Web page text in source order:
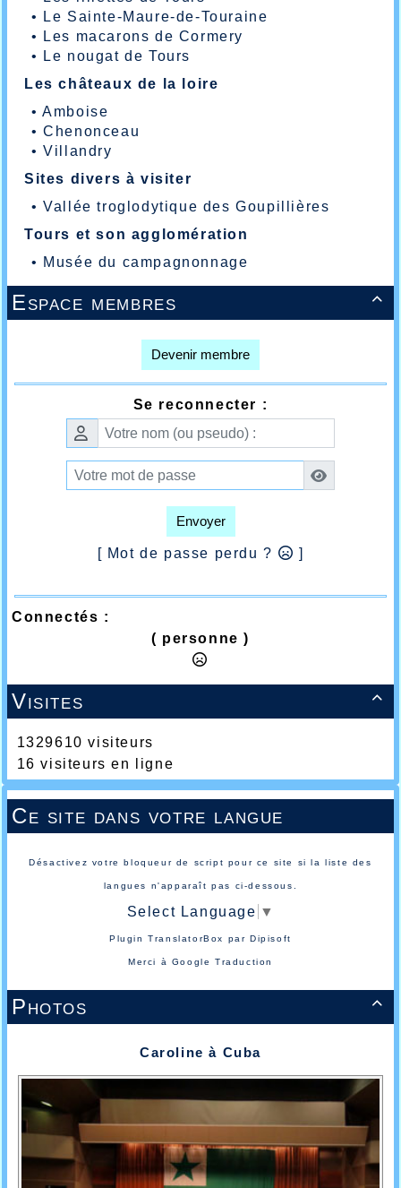
•
Le Sainte-Maure-de-Touraine
•
Les macarons de Cormery
•
Le nougat de Tours
Les châteaux de la loire
•Amboise
•Chenonceau
•Villandry
Sites divers à visiter
•Vallée troglodytique des Goupillières
Tours et son agglomération
• Musée du campagnonnage

Espace membres
Devenir membre
Se reconnecter :
Envoyer
[ Mot de passe perdu ? ]
Connectés :
( personne )

Visites
1329610 visiteurs
16 visiteurs en ligne
Ce site dans votre langue
Désactivez votre bloqueur de script pour ce site si la liste des
langues n'apparaît pas ci-dessous.
Select Language ▼
Plugin TranslatorBox parDipisoft
Merci à Google Traduction

Photos
Caroline à Cuba